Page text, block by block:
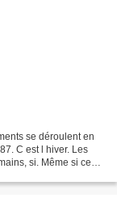
se déroulent en
C est l hiver. Les
si. Même si ce